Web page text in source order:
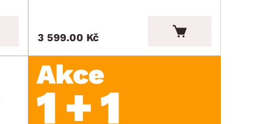
3 599.00 Kč